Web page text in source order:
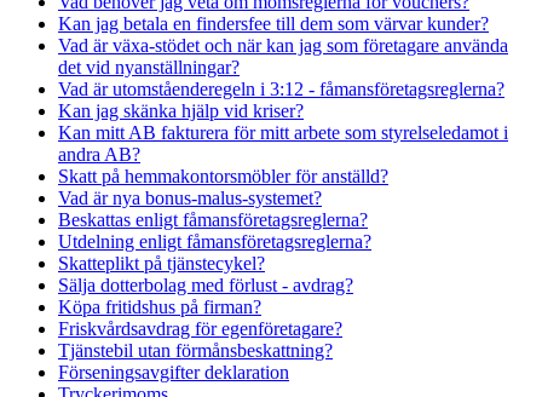
Kan jag betala en findersfee till dem som värvar kunder?
Vad är växa-stödet och när kan jag som företagare använda
det vid nyanställningar?
Vad är utomståenderegeln i 3:12 - fåmansföretagsreglerna?
Kan jag skänka hjälp vid kriser?
Kan mitt AB fakturera för mitt arbete som styrelseledamot i
andra AB?
Skatt på hemmakontorsmöbler för anställd?
Vad är nya bonus-malus-systemet?
Beskattas enligt fåmansföretagsreglerna?
Utdelning enligt fåmansföretagsreglerna?
Skatteplikt på tjänstecykel?
Sälja dotterbolag med förlust - avdrag?
Köpa fritidshus på firman?
Friskvårdsavdrag för egenföretagare?
Tjänstebil utan förmånsbeskattning?
Förseningsavgifter deklaration